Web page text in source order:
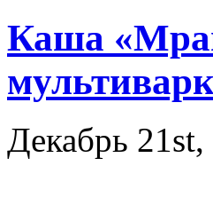
Каша
Декабрь